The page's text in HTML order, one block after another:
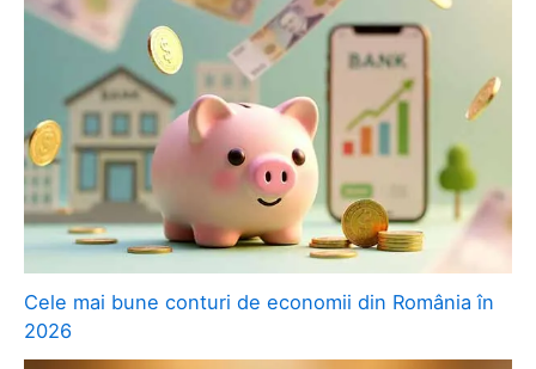
Cele mai bune conturi de economii din România în
2026